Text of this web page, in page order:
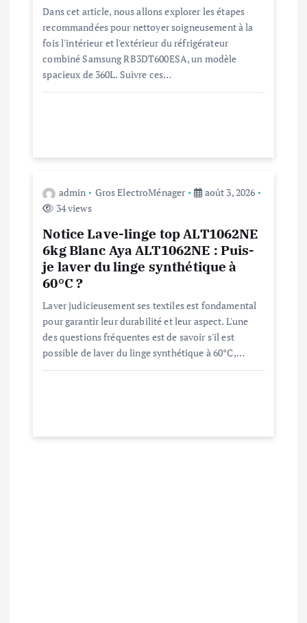
Dans cet article, nous allons explorer les étapes
recommandées pour nettoyer soigneusement à la
fois l'intérieur et l'extérieur du réfrigérateur
combiné Samsung RB3DT600ESA, un modèle
spacieux de 360L. Suivre ces…
admin Gros ElectroMénager
août 3, 2026
34 views
Notice Lave-linge top ALT1062NE
6kg Blanc Aya ALT1062NE : Puis-
je laver du linge synthétique à
60°C ?
Laver judicieusement ses textiles est fondamental
pour garantir leur durabilité et leur aspect. L'une
des questions fréquentes est de savoir s'il est
possible de laver du linge synthétique à 60°C,…